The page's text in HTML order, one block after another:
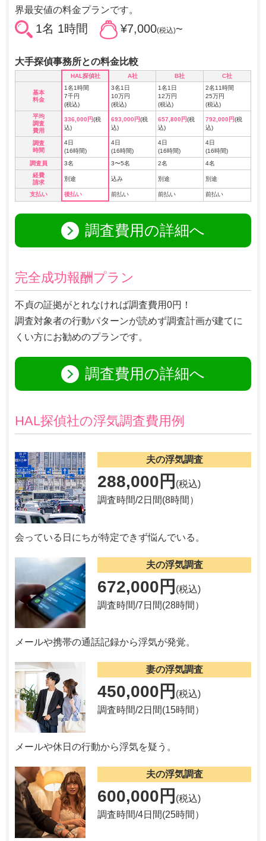
界最安値の料金プランです。
1名 1時間 ¥7,000(税込)~
大手探偵事務所との料金比較
HAL探偵社 A社 B社 C社
基本
料金
1名1時間
7千円
(税込)
3名1日
10万円
(税込)
1名1日
12万円
(税込)
2名11時間
25万円
(税込)
平均
調査
費用
336,000円(税
込)
693,000円(税
込)
657,800円(税
込)
792,000円(税
込)
調査
時間
4日
(16時間)
4日
(16時間)
4日
(16時間)
4日
(16時間)
調査員
3名 3〜5名 2名
4名
経費
請求
別途 込み 別途 別途
支払い 後払い 前払い 前払い 前払い
調査費用の詳細へ
完全成功報酬プラン
不貞の証拠がとれなければ調査費用0円！
調査対象者の行動パターンが読めず調査計画が建てに
くい方にお勧めのプランです。
調査費用の詳細へ
HAL探偵社の浮気調査費用例
夫の浮気調査
288,000円 (税込)
調査時間/2日間(8時間）
会っている日にちが特定できず悩んでいる。
夫の浮気調査
672,000円 (税込)
調査時間/7日間(28時間）
メールや携帯の通話記録から浮気が発覚。
妻の浮気調査
450,000円 (税込)
調査時間/2日間(15時間）
メールや休日の行動から浮気を疑う。
夫の浮気調査
600,000円 (税込)
調査時間/4日間(25時間）